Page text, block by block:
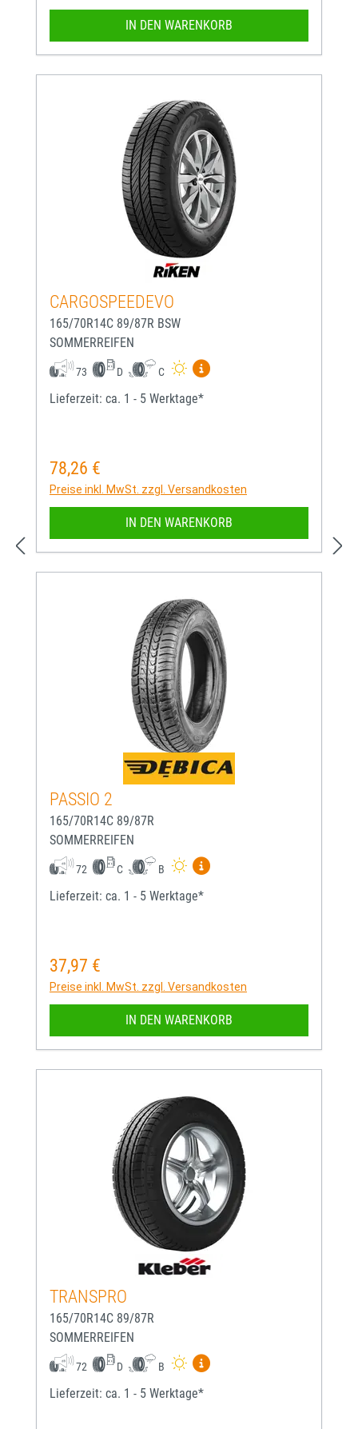
IN DEN WARENKORB
CARGOSPEEDEVO
165/70R14C 89/87R BSW
SOMMERREIFEN
73 D C
Mehr Informationen zum
Lieferzeit: ca. 1 - 5 Werktage*
Regulärer Preis:
78,26 €
Preise inkl. MwSt. zzgl. Versandkosten
IN DEN WARENKORB
PASSIO 2
165/70R14C 89/87R
SOMMERREIFEN
72 C B
Mehr Informationen zum
Lieferzeit: ca. 1 - 5 Werktage*
Regulärer Preis:
37,97 €
Preise inkl. MwSt. zzgl. Versandkosten
IN DEN WARENKORB
TRANSPRO
165/70R14C 89/87R
SOMMERREIFEN
72 D B
Mehr Informationen zum
Lieferzeit: ca. 1 - 5 Werktage*